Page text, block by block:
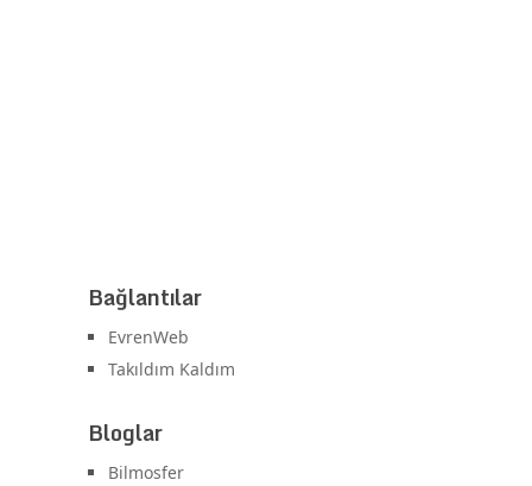
Bağlantılar
EvrenWeb
Takıldım Kaldım
Bloglar
Bilmosfer